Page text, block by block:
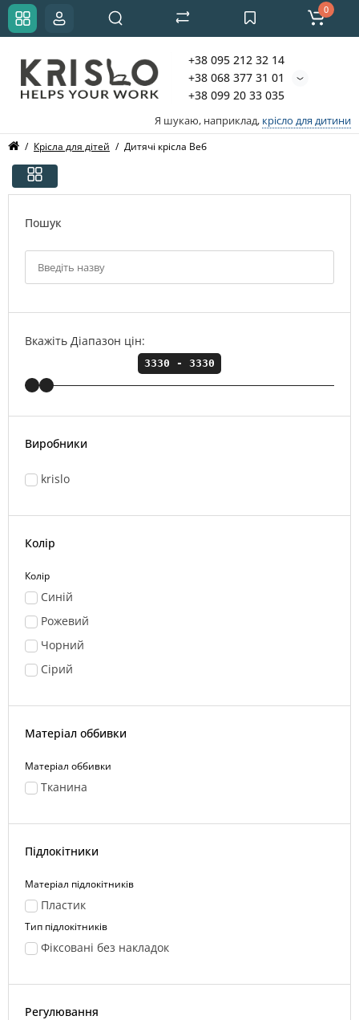
+38 095 212 32 14
+38 068 377 31 01
+38 099 20 33 035
Я шукаю, наприклад, крісло для дитини
0
Крісла для дітей Дитячі крісла Веб
Пошук
Вкажіть Діапазон цін:
Виробники
krislo
Колір
Колір
Синій
Рожевий
Чорний
Сірий
Матеріал оббивки
Матеріал оббивки
Тканина
Підлокітники
Матеріал підлокітників
Пластик
Тип підлокітників
Фіксовані без накладок
Регулювання